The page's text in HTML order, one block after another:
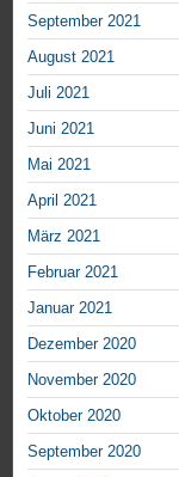
September 2021
August 2021
Juli 2021
Juni 2021
Mai 2021
April 2021
März 2021
Februar 2021
Januar 2021
Dezember 2020
November 2020
Oktober 2020
September 2020